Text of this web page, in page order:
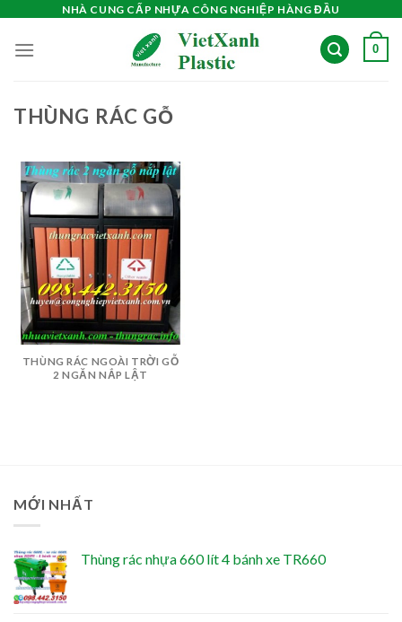
content
NHÀ CUNG CẤP NHỰA CÔNG NGHIỆP HÀNG ĐẦU
0
THÙNG RÁC GỖ
THÙNG RÁC NGOÀI TRỜI GỖ
2 NGĂN NẮP LẬT
MỚI NHẤT
Thùng rác nhựa 660 lít 4 bánh xe TR660